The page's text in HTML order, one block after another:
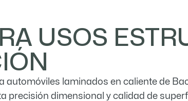
USOS
automóviles laminados en caliente de
precisión dimensional y calidad de